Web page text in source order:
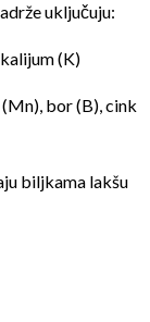
uključuju:
(K)
(Mn), bor (B), cink
biljkama lakšu